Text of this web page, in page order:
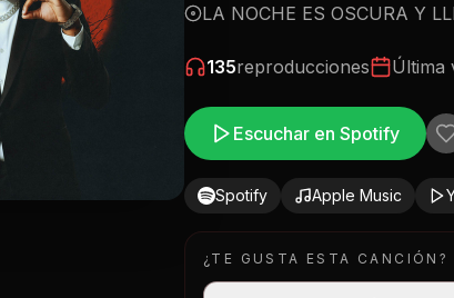
LA NOCHE ES OSCURA Y
135reproducciones Última
Escuchar en Spotify
Spotify Apple Music
¿TE GUSTA ESTA CANCIÓN?